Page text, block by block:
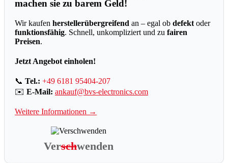
machen sie zu barem Geld!
Wir kaufen herstellerübergreifend an – egal ob defekt oder
funktionsfähig. Schnell, unkompliziert und zu fairen
Preisen.
Jetzt Angebot einholen!
📞 Tel.: +49 6181 95404-207
✉️ E-Mail: ankauf@bvs-electronics.com
Weitere Informationen →
Verschwenden